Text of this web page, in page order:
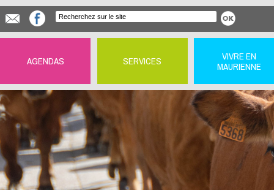
AGENDAS SERVICES
VIVRE EN
MAURIENNE